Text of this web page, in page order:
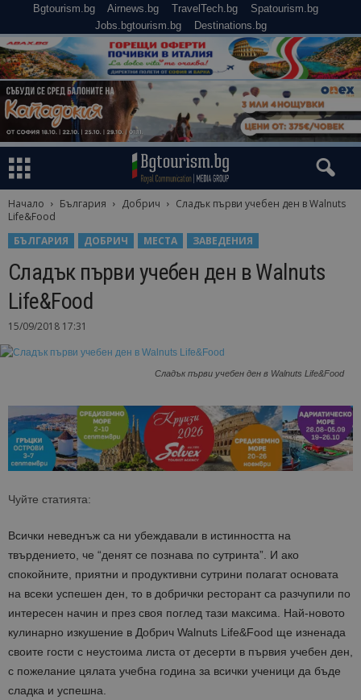
Bgtourism.bg Airnews.bg TravelTech.bg
Spatourism.bg
Jobs.bgtourism.bg
Destinations.bg
Начало България Добрич
Сладък първи учебен ден в Walnuts
Life&Food
БЪЛГАРИЯ
ДОБРИЧ МЕСТА ЗАВЕДЕНИЯ
Сладък първи учебен ден в Walnuts
Life&Food
15/09/2018 17:31
Сладък първи учебен ден в Walnuts Life&Food
Чуйте статията:
Всички неведнъж са ни убеждавали в истинността на
твърдението, че “денят се познава по сутринта”. И ако
спокойните, приятни и продуктивни сутрини полагат основата
на всеки успешен ден, то в добрички ресторант са разчупили по
интересен начин и през своя поглед тази максима. Най-новото
кулинарно изкушение в Добрич Walnuts Life&Food ще изненада
своите гости с неустоима листа от десерти в първия учебен ден,
с пожелание цялата учебна година за всички ученици да бъде
сладка и успешна.